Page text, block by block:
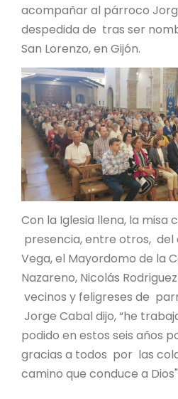
acompañar al párroco
despedida de tras ser
San Lorenzo, en Gijón.
Con la Iglesia llena, la misa
presencia, entre otros, del
Vega, el Mayordomo de la
Nazareno, Nicolás
vecinos y feligreses de
Jorge Cabal dijo, “he
podido en estos seis años
gracias a todos por las
camino que conduce a Dios"